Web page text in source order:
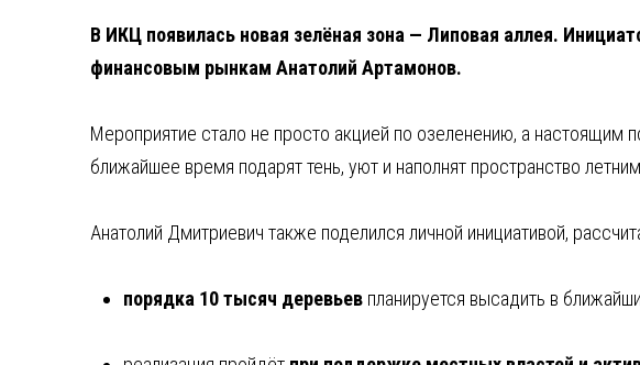
В ИКЦ появилась новая зелёная зона — Липовая аллея.
финансовым рынкам Анатолий Артамонов.
Мероприятие стало не просто акцией по озеленению, а
ближайшее время подарят тень, уют и наполнят пространство
Анатолий Дмитриевич также поделился личной инициативой,
порядка 10 тысяч деревьев планируется высадить в